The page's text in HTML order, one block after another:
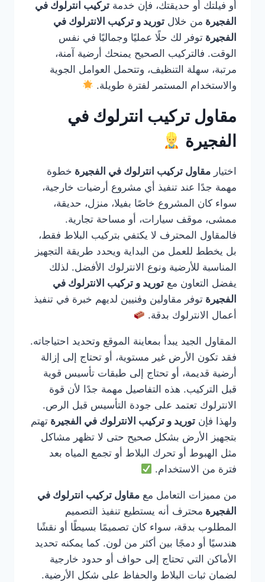
أو فيلتك أو حديقتك، فإن خدمة تركيب انترلوك في
الفجيرة من خلال توريد و تركيب الانترلوك في
الفجيرة توفر لك حلًا عمليًا وجماليًا في نفس
الوقت. فالتركيب الصحيح يمنحك أرضية آمنة،
مرتبة، سهلة التنظيف، وتتحمل العوامل الجوية
والاستخدام المستمر لفترة طويلة.
مقاول تركيب انترلوك في
الفجيرة
اختيار مقاول تركيب انترلوك في الفجيرة خطوة
مهمة جدًا عند تنفيذ أي مشروع أرضيات خارجية،
سواء كان المشروع خاصًا بفيلا، منزل، حديقة،
ممشى، موقف سيارات، أو مساحة تجارية.
فالمقاول المحترف لا يكتفي بتركيب البلاط فقط،
بل يخطط للعمل من البداية ويحدد طريقة التجهيز
المناسبة للأرضية ونوع الانترلوك الأفضل. لذلك
يفضل التعاون مع توريد و تركيب الانترلوك في
الفجيرة توفر مقاولين وفنيين لديهم خبرة في تنفيذ
أعمال الانترلوك بدقة.
المقاول الجيد يبدأ بمعاينة الموقع وتحديد احتياجاته.
فقد تكون الأرض غير مستوية، أو تحتاج إلى إزالة
أرضية قديمة، أو تحتاج إلى طبقات تأسيس قوية
قبل التركيب. هذه التفاصيل مهمة جدًا لأن قوة
الانترلوك تعتمد على جودة التأسيس قبل الرص.
ولهذا فإن توريد و تركيب الانترلوك في الفجيرة تهتم
بتجهيز الأرض بشكل صحيح حتى لا تظهر مشاكل
مثل الهبوط أو تحرك البلاط أو تجمع المياه بعد
فترة من الاستخدام.
من مميزات التعامل مع مقاول تركيب انترلوك في
الفجيرة محترف أنه يستطيع تنفيذ التصميم
المطلوب بدقة، سواء كان تصميمًا بسيطًا أو نقشًا
هندسيًا أو دمجًا بين أكثر من لون. كما يمكنه تحديد
الأماكن التي تحتاج إلى حواف أو حدود خارجية
لضمان ثبات البلاط والحفاظ على شكل الأرضية.